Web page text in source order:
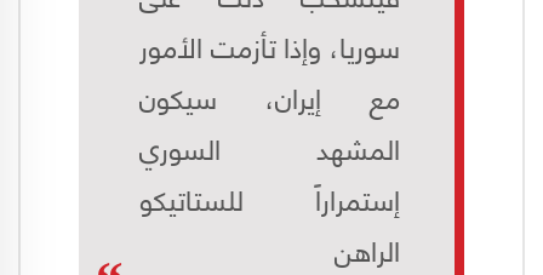
سوريا، وإذا تأزمت الأمور
مع إيران، سيكون
المشهد السوري
إستمراراً للستاتيكو
الراهن